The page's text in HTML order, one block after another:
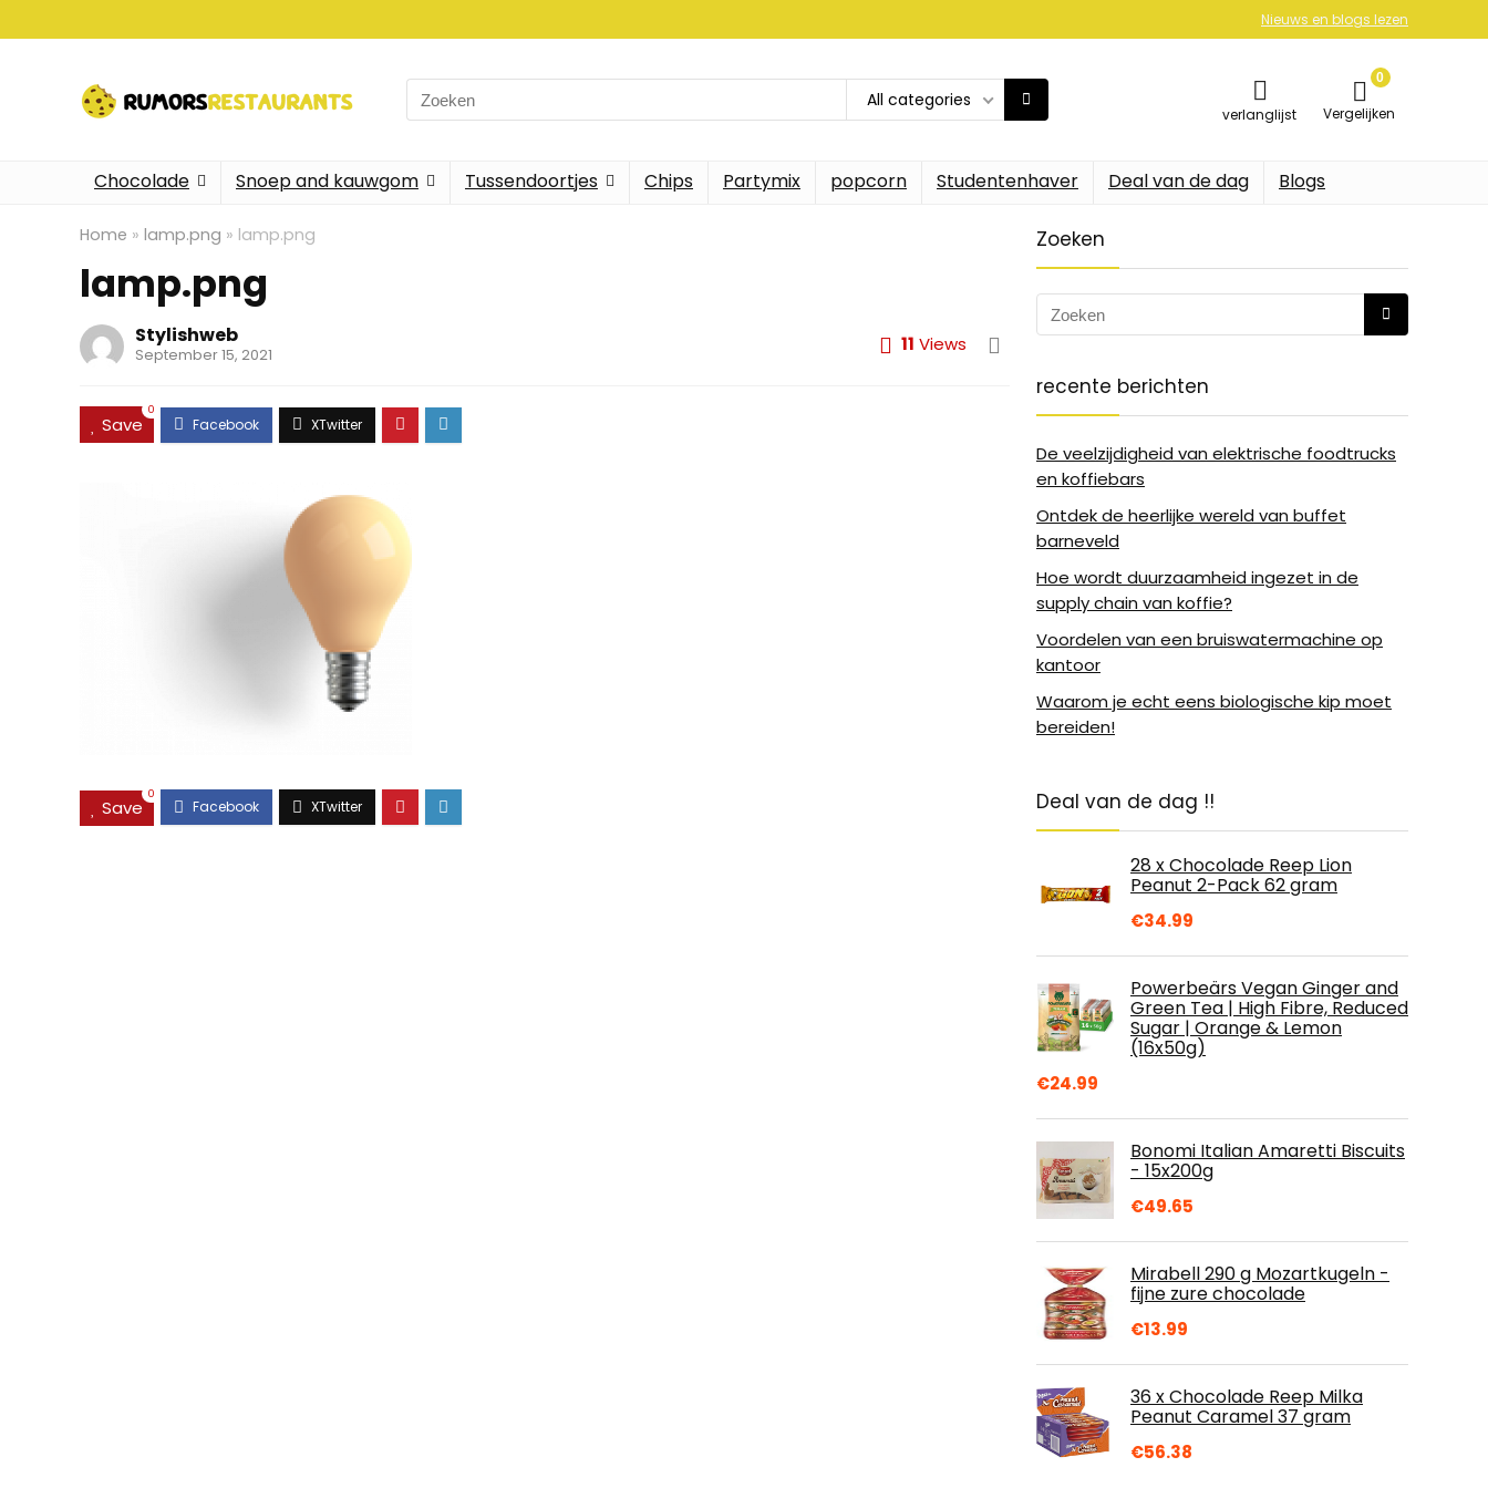
Nieuws en blogs lezen
Search
for:
All categories
verlanglijst
0
Vergelijken
Chocolade Snoep and kauwgom Tussendoortjes Chips Partymix popcorn Studentenhaver Deal van de dag Blogs
Home » lamp.png » lamp.png
lamp.png
Stylishweb
September 15, 2021 11 Views
Save
0
Save
0
Zoeken
recente berichten
De veelzijdigheid van elektrische foodtrucks
en koffiebars
Ontdek de heerlijke wereld van buffet
barneveld
Hoe wordt duurzaamheid ingezet in de
supply chain van koffie?
Voordelen van een bruiswatermachine op
kantoor
Waarom je echt eens biologische kip moet
bereiden!
Deal van de dag !!
28 x Chocolade Reep Lion
Peanut 2-Pack 62 gram
€34.99
Powerbeärs Vegan Ginger and
Green Tea | High Fibre, Reduced
Sugar | Orange & Lemon
(16x50g)
€24.99
Bonomi Italian Amaretti Biscuits
- 15x200g
€49.65
Mirabell 290 g Mozartkugeln -
fijne zure chocolade
€13.99
36 x Chocolade Reep Milka
Peanut Caramel 37 gram
€56.38